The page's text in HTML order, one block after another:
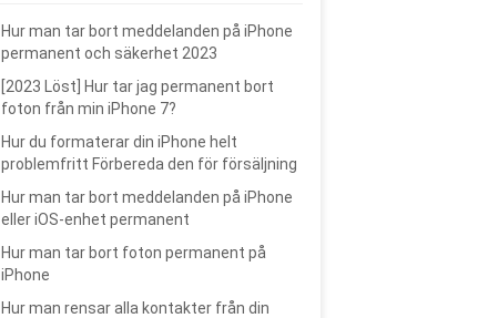
Hur man tar bort meddelanden på iPhone
permanent och säkerhet 2023
[2023 Löst] Hur tar jag permanent bort
foton från min iPhone 7?
Hur du formaterar din iPhone helt
problemfritt Förbereda den för försäljning
Hur man tar bort meddelanden på iPhone
eller iOS-enhet permanent
Hur man tar bort foton permanent på
iPhone
Hur man rensar alla kontakter från din